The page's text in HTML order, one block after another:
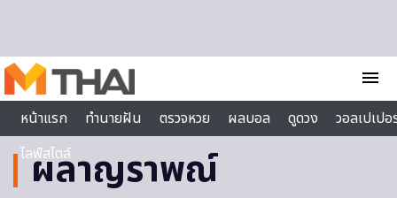
menu
หน้าแรก
ทำนายฝัน ตรวจหวย ผลบอล ดูดวง
วอลเปเป
ไลฟ์สไตล์
ผลาญราพณ์